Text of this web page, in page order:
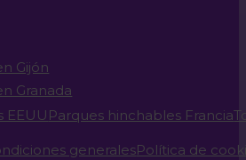
Gijón
Granada
EEUU Parques hinchables Francia
generalesPolítica de